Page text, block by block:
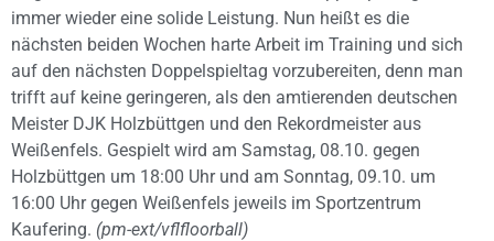
immer wieder eine solide Leistung. Nun heißt es die
nächsten beiden Wochen harte Arbeit im Training und sich
auf den nächsten Doppelspieltag vorzubereiten, denn man
trifft auf keine geringeren, als den amtierenden deutschen
Meister DJK Holzbüttgen und den Rekordmeister aus
Weißenfels. Gespielt wird am Samstag, 08.10. gegen
Holzbüttgen um 18:00 Uhr und am Sonntag, 09.10. um
16:00 Uhr gegen Weißenfels jeweils im Sportzentrum
Kaufering. (pm-ext/vflfloorball)